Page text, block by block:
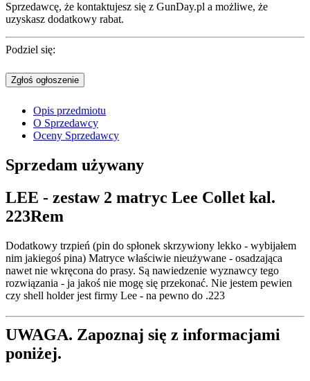
Sprzedawcę, że kontaktujesz się z GunDay.pl a możliwe, że
uzyskasz dodatkowy rabat.
Podziel się:
Zgłoś ogłoszenie
Opis przedmiotu
O Sprzedawcy
Oceny Sprzedawcy
Sprzedam używany
LEE - zestaw 2 matryc Lee Collet kal.
223Rem
Dodatkowy trzpień (pin do spłonek skrzywiony lekko - wybijałem
nim jakiegoś pina) Matryce właściwie nieużywane - osadzająca
nawet nie wkręcona do prasy. Są nawiedzenie wyznawcy tego
rozwiązania - ja jakoś nie mogę się przekonać. Nie jestem pewien
czy shell holder jest firmy Lee - na pewno do .223
UWAGA. Zapoznaj się z informacjami
poniżej.